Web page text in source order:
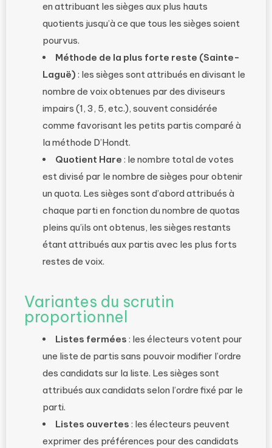
en attribuant les sièges aux plus hauts
quotients jusqu’à ce que tous les sièges soient
pourvus.
Méthode de la plus forte reste (Sainte-
Laguë) : les sièges sont attribués en divisant le
nombre de voix obtenues par des diviseurs
impairs (1, 3, 5, etc.), souvent considérée
comme favorisant les petits partis comparé à
la méthode D’Hondt.
Quotient Hare : le nombre total de votes
est divisé par le nombre de sièges pour obtenir
un quota. Les sièges sont d’abord attribués à
chaque parti en fonction du nombre de quotas
pleins qu’ils ont obtenus, les sièges restants
étant attribués aux partis avec les plus forts
restes de voix.
Variantes du scrutin
proportionnel
Listes fermées : les électeurs votent pour
une liste de partis sans pouvoir modifier l’ordre
des candidats sur la liste. Les sièges sont
attribués aux candidats selon l’ordre fixé par le
parti.
Listes ouvertes : les électeurs peuvent
exprimer des préférences pour des candidats